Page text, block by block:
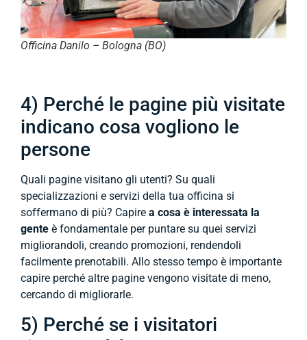
Officina Danilo – Bologna (BO)
4) Perché le pagine più visitate
indicano cosa vogliono le
persone
Quali pagine visitano gli utenti? Su quali
specializzazioni e servizi della tua officina si
soffermano di più? Capire a cosa è interessata la
gente è fondamentale per puntare su quei servizi
migliorandoli, creando promozioni, rendendoli
facilmente prenotabili. Allo stesso tempo è importante
capire perché altre pagine vengono visitate di meno,
cercando di migliorarle.
5) Perché se i visitatori